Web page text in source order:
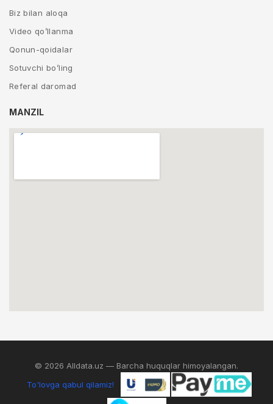
Biz bilan aloqa
Video qo’llanma
Qonun-qoidalar
Sotuvchi bo’ling
Referal daromad
MANZIL
© 2026 Alldata.uz — Barcha huquqlar himoyalangan.
To'lovga qabul qilamiz!